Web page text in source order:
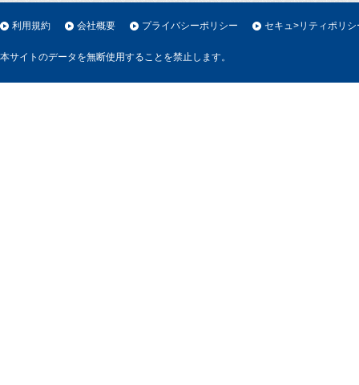
利用規約 会社概要 プライバシーポリシー セキュ>リティポリシ
本サイトのデータを無断使用することを禁止します。